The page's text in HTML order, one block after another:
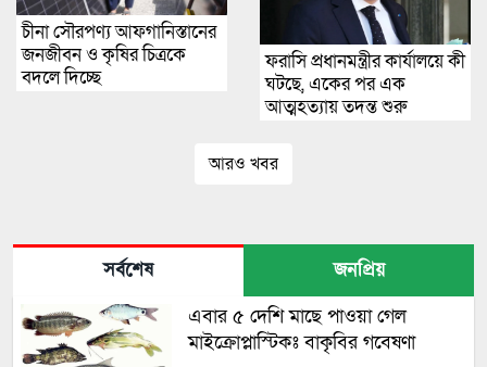
চীনা সৌরপণ্য আফগানিস্তানের
জনজীবন ও কৃষির চিত্রকে
বদলে দিচ্ছে
ফরাসি প্রধানমন্ত্রীর কার্যালয়ে কী
ঘটছে, একের পর এক
আত্মহত্যায় তদন্ত শুরু
আরও খবর
সর্বশেষ জনপ্রিয়
এবার ৫ দেশি মাছে পাওয়া গেল
মাইক্রোপ্লাস্টিকঃ বাকৃবির গবেষণা